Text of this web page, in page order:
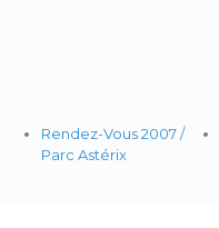
Rendez-Vous 2007 /
Parc Astérix